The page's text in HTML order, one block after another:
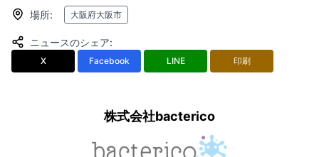
場所: 大阪府大阪市
ニュースのシェア:
X Facebook LINE 印刷
株式会社bacterico